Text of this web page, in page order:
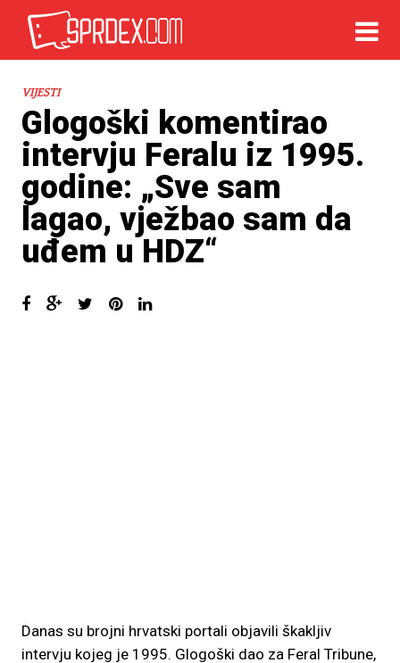
VIJESTI
Glogoški komentirao
intervju Feralu iz 1995.
godine: „Sve sam
lagao, vježbao sam da
uđem u HDZ“
Danas su brojni hrvatski portali objavili škakljiv
intervju kojeg je 1995. Glogoški dao za Feral Tribune,